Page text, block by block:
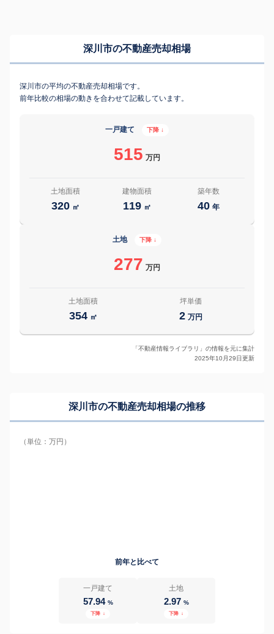
深川市の不動産売却相場
深川市の平均の不動産売却相場です。
前年比較の相場の動きを合わせて記載しています。
一戸建て 下降 ↓
515 万円
土地面積
320 ㎡
建物面積
119 ㎡
築年数
40 年
土地 下降 ↓
277 万円
土地面積
354 ㎡
坪単価
2 万円
「不動産情報ライブラリ」の情報を元に集計
2025年10月29日更新
深川市の不動産売却相場の推移
（単位：万円）
前年と比べて
一戸建て
57.94 %
下降 ↓
土地
2.97 %
下降 ↓